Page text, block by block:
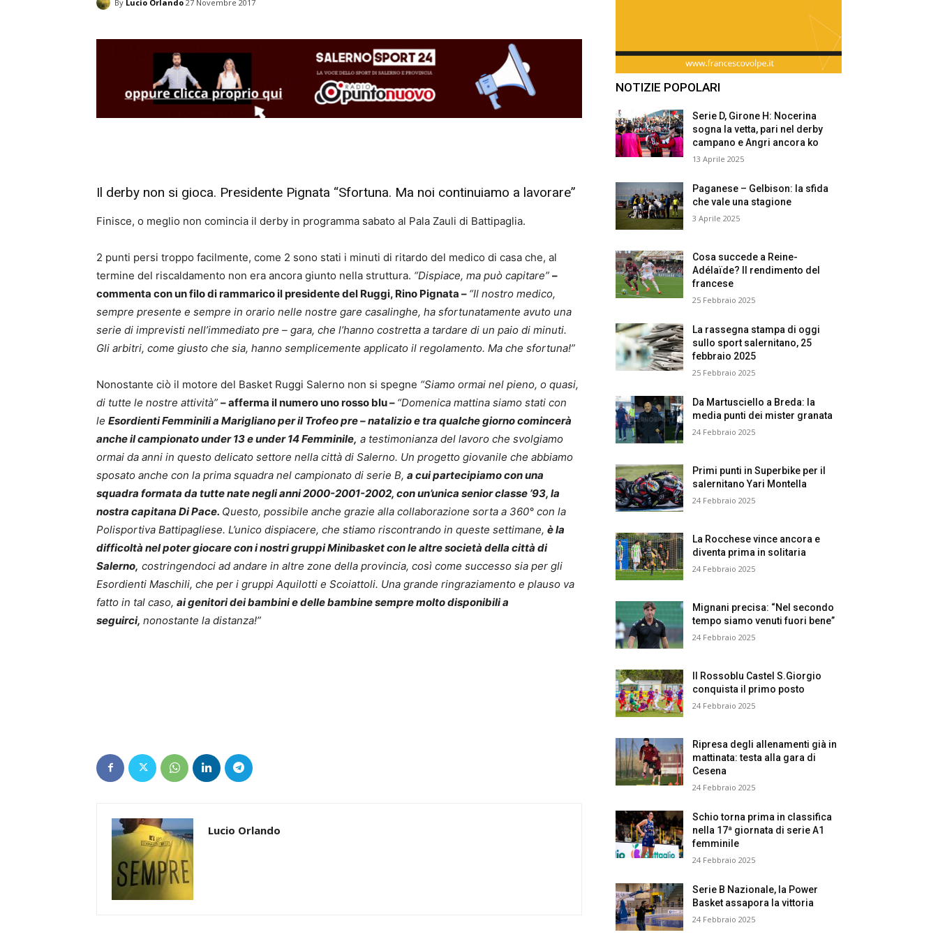
By Lucio Orlando 27 Novembre 2017
Il derby non si gioca. Presidente Pignata “Sfortuna. Ma noi continuiamo a lavorare”
Finisce, o meglio non comincia il derby in programma sabato al Pala Zauli di Battipaglia.
2 punti persi troppo facilmente, come 2 sono stati i minuti di ritardo del medico di casa che, al
termine del riscaldamento non era ancora giunto nella struttura. “Dispiace, ma può capitare” –
commenta con un filo di rammarico il presidente del Ruggi, Rino Pignata – “Il nostro medico,
sempre presente e sempre in orario nelle nostre gare casalinghe, ha sfortunatamente avuto una
serie di imprevisti nell’immediato pre – gara, che l’hanno costretta a tardare di un paio di minuti.
Gli arbitri, come giusto che sia, hanno semplicemente applicato il regolamento. Ma che sfortuna!”
Nonostante ciò il motore del Basket Ruggi Salerno non si spegne “Siamo ormai nel pieno, o quasi,
di tutte le nostre attività” – afferma il numero uno rosso blu – “Domenica mattina siamo stati con
le Esordienti Femminili a Marigliano per il Trofeo pre – natalizio e tra qualche giorno comincerà
anche il campionato under 13 e under 14 Femminile, a testimonianza del lavoro che svolgiamo
ormai da anni in questo delicato settore nella città di Salerno. Un progetto giovanile che abbiamo
sposato anche con la prima squadra nel campionato di serie B, a cui partecipiamo con una
squadra formata da tutte nate negli anni 2000-2001-2002, con un’unica senior classe ’93, la
nostra capitana Di Pace. Questo, possibile anche grazie alla collaborazione sorta a 360° con la
Polisportiva Battipagliese. L’unico dispiacere, che stiamo riscontrando in queste settimane, è la
difficoltà nel poter giocare con i nostri gruppi Minibasket con le altre società della città di
Salerno, costringendoci ad andare in altre zone della provincia, così come successo sia per gli
Esordienti Maschili, che per i gruppi Aquilotti e Scoiattoli. Una grande ringraziamento e plauso va
fatto in tal caso, ai genitori dei bambini e delle bambine sempre molto disponibili a
seguirci, nonostante la distanza!”
Lucio Orlando
NOTIZIE POPOLARI
Serie D, Girone H: Nocerina
sogna la vetta, pari nel derby
campano e Angri ancora ko
13 Aprile 2025
Paganese – Gelbison: la sfida
che vale una stagione
3 Aprile 2025
Cosa succede a Reine-
Adélaïde? Il rendimento del
francese
25 Febbraio 2025
La rassegna stampa di oggi
sullo sport salernitano, 25
febbraio 2025
25 Febbraio 2025
Da Martusciello a Breda: la
media punti dei mister granata
24 Febbraio 2025
Primi punti in Superbike per il
salernitano Yari Montella
24 Febbraio 2025
La Rocchese vince ancora e
diventa prima in solitaria
24 Febbraio 2025
Mignani precisa: “Nel secondo
tempo siamo venuti fuori bene”
24 Febbraio 2025
Il Rossoblu Castel S.Giorgio
conquista il primo posto
24 Febbraio 2025
Ripresa degli allenamenti già in
mattinata: testa alla gara di
Cesena
24 Febbraio 2025
Schio torna prima in classifica
nella 17ª giornata di serie A1
femminile
24 Febbraio 2025
Serie B Nazionale, la Power
Basket assapora la vittoria
24 Febbraio 2025